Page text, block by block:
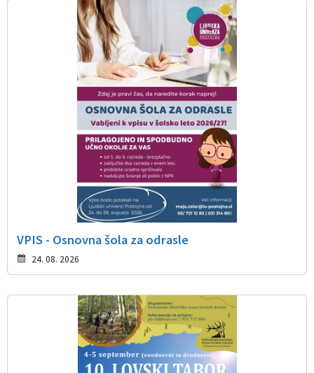
VPIS - Osnovna šola za odrasle
24. 08. 2026